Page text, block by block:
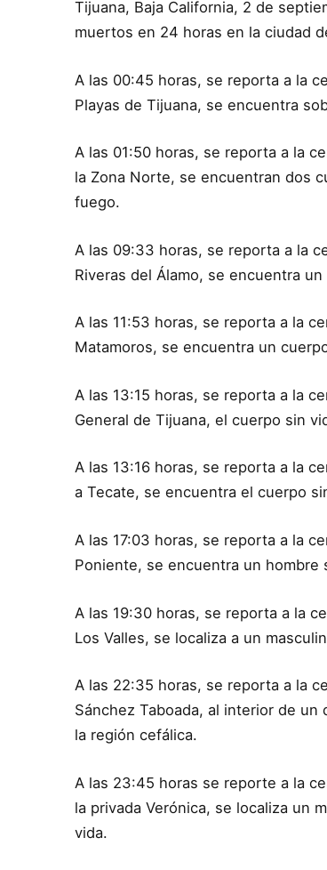
Tijuana, Baja California, 2 de
muertos en 24 horas en la ciudad
A las 00:45 horas, se reporta a la
Playas de Tijuana, se encuentra
A las 01:50 horas, se reporta a la
la Zona Norte, se encuentran dos
fuego.
A las 09:33 horas, se reporta a la
Riveras del Álamo, se encuentra
A las 11:53 horas, se reporta a la
Matamoros, se encuentra un
A las 13:15 horas, se reporta a la
General de Tijuana, el cuerpo sin
A las 13:16 horas, se reporta a la
a Tecate, se encuentra el cuerpo
A las 17:03 horas, se reporta a la
Poniente, se encuentra un hombre
A las 19:30 horas, se reporta a la
Los Valles, se localiza a un
A las 22:35 horas, se reporta a la
Sánchez Taboada, al interior de
la región cefálica.
A las 23:45 horas se reporte a la
la privada Verónica, se localiza un
vida.